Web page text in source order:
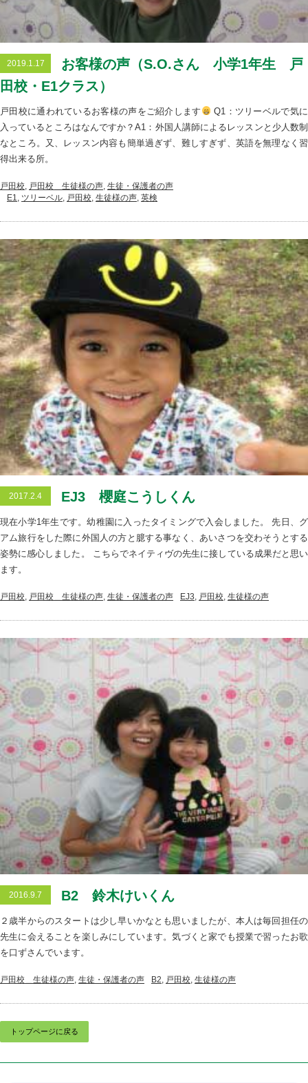
2019.1.17
お客様の声（S.O.さん 小学1年生 戸
田校・E1クラス）
戸田校に通われているお客様の声をご紹介します
Q1：ツリーベルで気に
入っているところはなんですか？A1：外国人講師によるレッスンと少人数制
なところ。又、レッスン内容も簡単過ぎず、難しすぎず、英語を無理なく習
得出来る所。
戸田校 戸田校＿生徒様の声 生徒・保護者の声
E1
ツリーベル 戸田校 生徒様の声 英検
2017.2.4 EJ3 櫻庭こうしくん
現在小学1年生です。幼稚園に入ったタイミングで入会しました。 先日、グ
アム旅行をした際に外国人の方と臆する事なく、あいさつを交わそうとする
姿勢に感心しました。 こちらでネイティヴの先生に接している成果だと思い
ます。
戸田校, 戸田校＿生徒様の声, 生徒・保護者の声 EJ3, 戸田校, 生徒様の声
2016.9.7 B2 鈴木けいくん
２歳半からのスタートは少し早いかなとも思いましたが、本人は毎回担任の
先生に会えることを楽しみにしています。気づくと家でも授業で習ったお歌
を口ずさんでいます。
戸田校＿生徒様の声, 生徒・保護者の声 B2, 戸田校, 生徒様の声
トップページに戻る